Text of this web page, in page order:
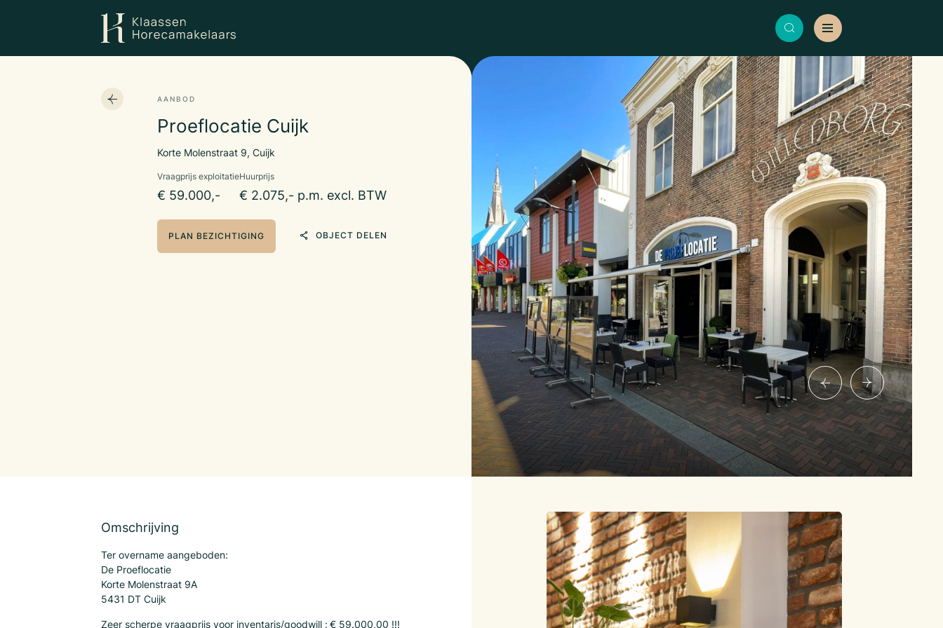
AANBOD
Proeflocatie Cuijk
Korte Molenstraat 9, Cuijk
Vraagprijs exploitatie
€ 59.000,-
Huurprijs
€ 2.075,- p.m. excl. BTW
PLAN BEZICHTIGING OBJECT DELEN
Omschrijving
Ter overname aangeboden:
De Proeflocatie
Korte Molenstraat 9A
5431 DT Cuijk
Zeer scherpe vraagprijs voor inventaris/goodwill : € 59.000,00 !!!